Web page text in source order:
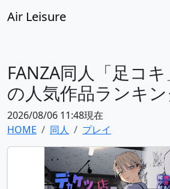
Air Leisure
FANZA同人「足コ
の人気作品ランキン
2026/08/06 11:48現在
HOME
同人 プレイ